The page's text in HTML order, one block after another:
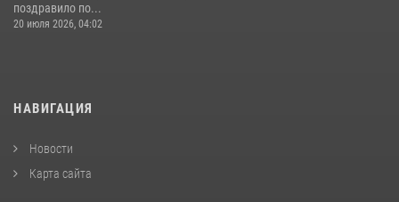
поздравило по...
20 июля 2026, 04:02
НАВИГАЦИЯ
Новости
Карта сайта